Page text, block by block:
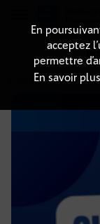
8 janvier 2025à 5h02 ,
En
acceptez
permettre
En savoir